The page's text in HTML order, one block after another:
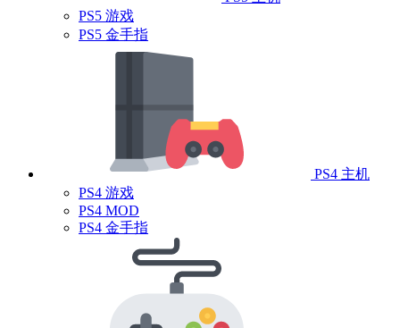
PS5 游戏
PS5 金手指
PS4 主机
PS4 游戏
PS4 MOD
PS4 金手指